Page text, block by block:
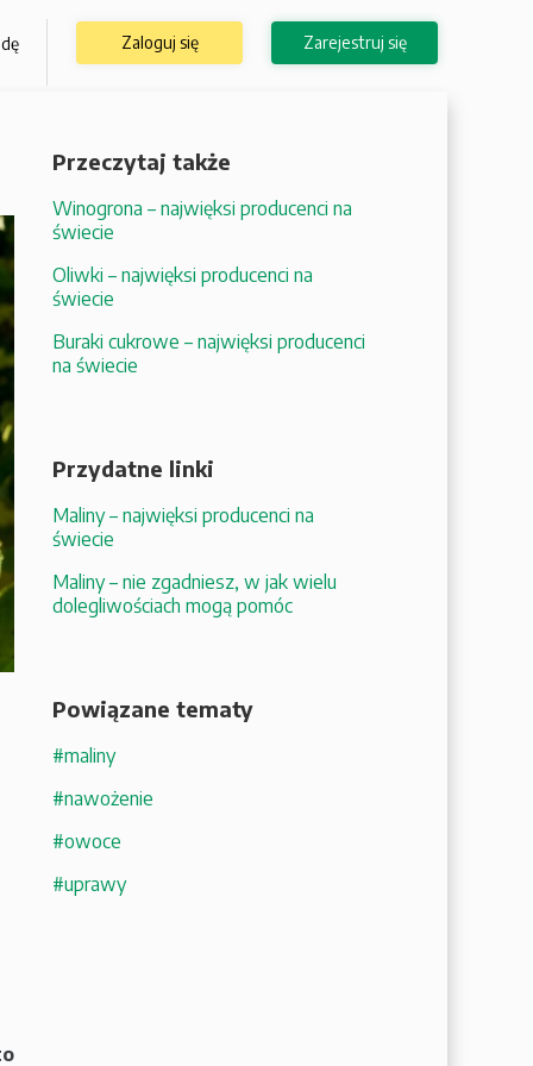
Zaloguj się Zarejestruj się
Przeczytaj także
Winogrona – najwięksi producenci na
świecie
Oliwki – najwięksi producenci na
świecie
Buraki cukrowe – najwięksi producenci
na świecie
Przydatne linki
Maliny – najwięksi producenci na
świecie
Maliny – nie zgadniesz, w jak wielu
dolegliwościach mogą pomóc
Powiązane tematy
#maliny
#nawożenie
#owoce
#uprawy